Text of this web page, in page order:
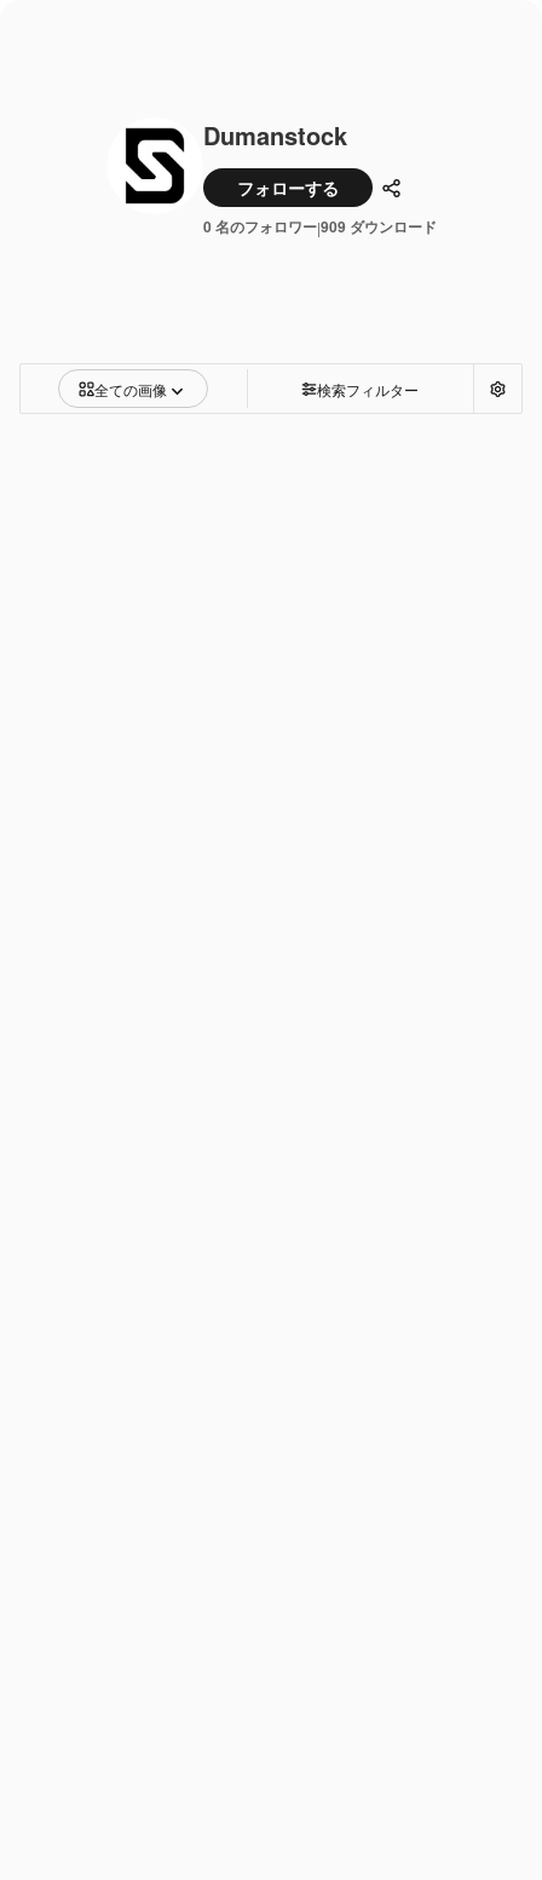
Dumanstock
フォローする 共有
0 名のフォロワー|909 ダウンロード
全ての画像 検索フィルター